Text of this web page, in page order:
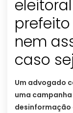
prefeito
nem
caso
Um advogado
uma
desinformação